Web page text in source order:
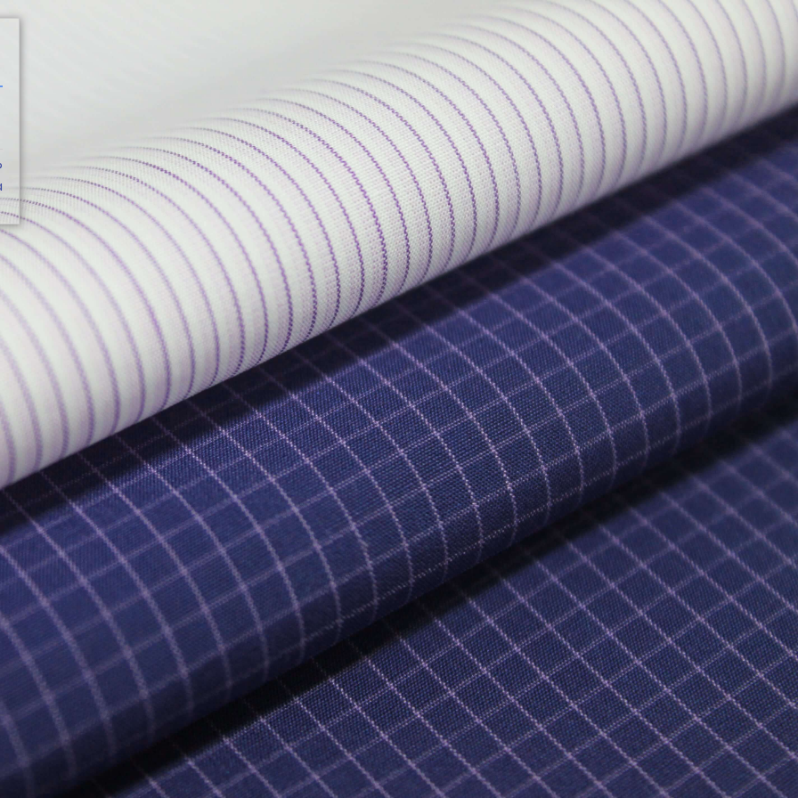
EN ES
PRIMA
TIENDA
ETERNITÁ
UNIDADES DE NEGOCIO
HILADOS
PRENDAS
RETAIL
NOTICIAS CREDITEX
HECHOS DE IMPORTANCIA (SMV)
INFORMACIÓN FINANCIERA (SMV)
MEMORIAS (SMV)
PROCEDIMIENTO DE PROTECCIÓN A LOS
ACCIONISTAS MINORITARIOS
NORMAS INTERNAS DE CONDUCTA